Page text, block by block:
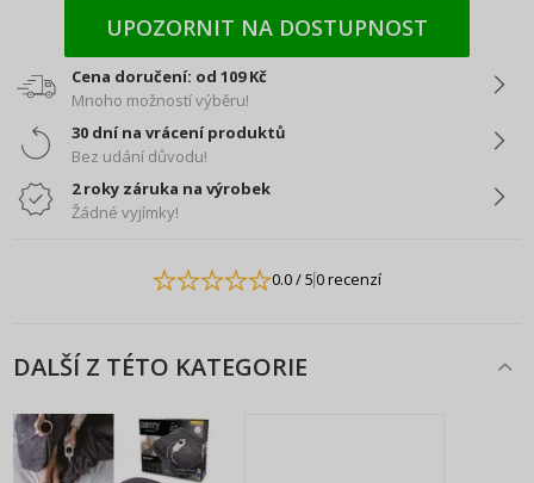
UPOZORNIT NA DOSTUPNOST
Cena doručení: od 109 Kč
Mnoho možností výběru!
30 dní na vrácení produktů
Bez udání důvodu!
2 roky záruka na výrobek
Žádné vyjímky!
0.0/ 50 recenzí
DALŠÍ Z TÉTO KATEGORIE